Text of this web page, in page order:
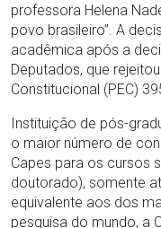
professora Helena
povo brasileiro”. A
acadêmica após a
Deputados, que
Constitucional (PEC)
Instituição de pós-
o maior número de
Capes para os cursos
doutorado), somente
equivalente aos dos
pesquisa do mundo, a